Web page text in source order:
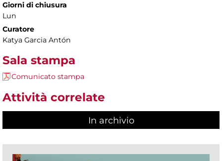
Giorni di chiusura
Lun
Curatore
Katya Garcia Antón
Sala stampa
Comunicato stampa
Attività correlate
In archivio